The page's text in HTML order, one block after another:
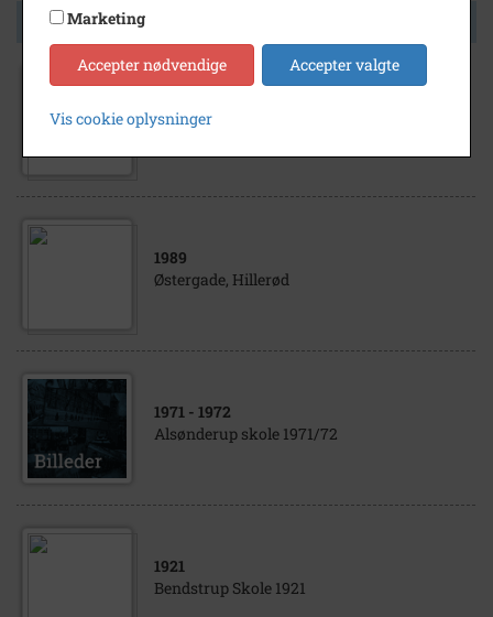
Side 1 af 1
1979
Svendsen og Søn møbler jubilæum. Anerne
1989
Østergade, Hillerød
1971 - 1972
Alsønderup skole 1971/72
1921
Bendstrup Skole 1921
Marketing
Accepter nødvendige Accepter valgte
Vis cookie oplysninger